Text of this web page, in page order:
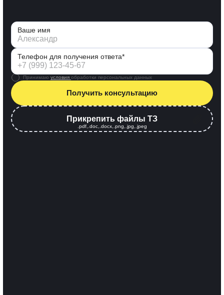
Ваше имя
Телефон для получения ответа*
Принимаю условия обработки персональных данных
Получить консультацию
Прикрепить файлы ТЗ
.pdf,.doc,.docx,.png,.jpg,.jpeg